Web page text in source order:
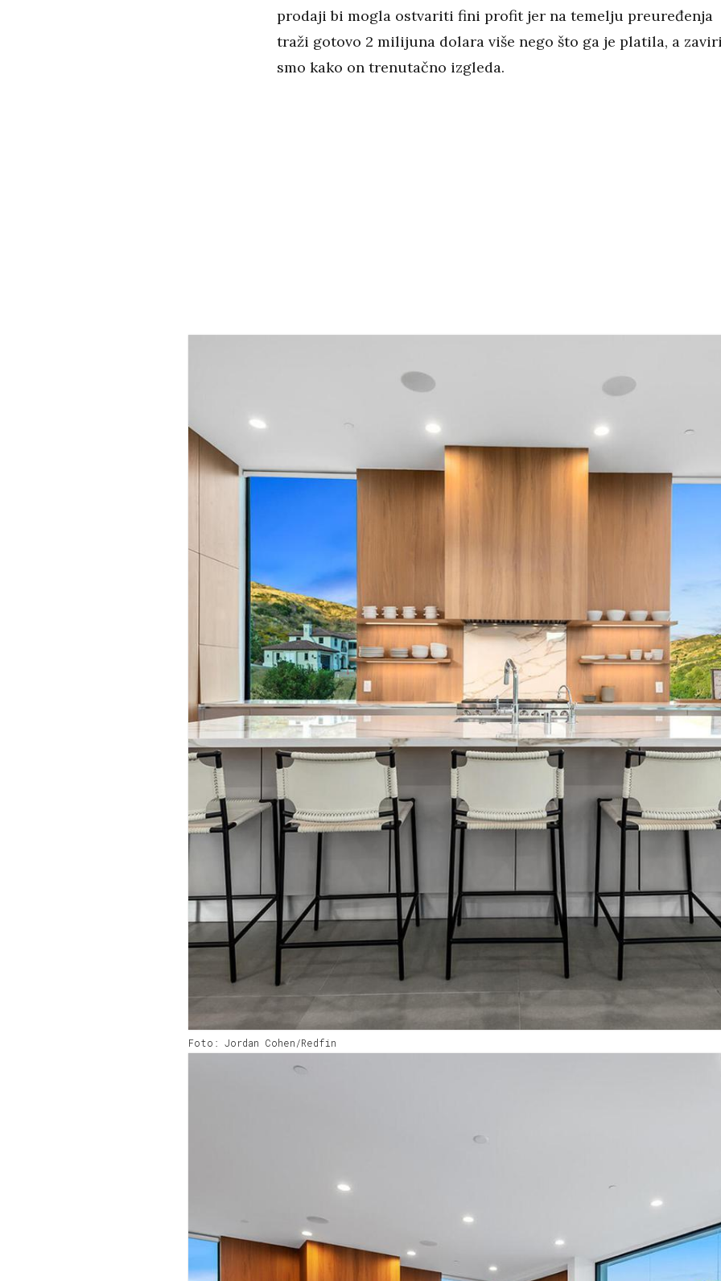
prodaji bi mogla ostvariti fini profit jer na temelju preuređenja
traži gotovo 2 milijuna dolara više nego što ga je platila, a
smo kako on trenutačno izgleda.
Foto: Jordan Cohen/Redfin